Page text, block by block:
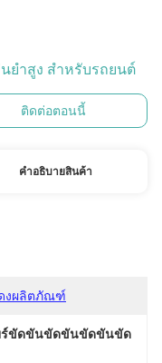
ยําสูง สําหรับรถยนต์
ติดต่อตอนนี้
คําอธิบายสินค้า
งผลิตภัณฑ์
ยร์ขัดขันขัดขันขัดขันขัด